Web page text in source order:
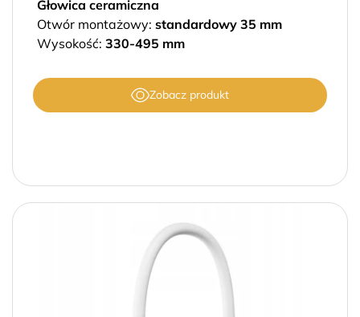
Głowica ceramiczna
Otwór montażowy: standardowy 35 mm
Wysokość: 330-495 mm
Zobacz produkt